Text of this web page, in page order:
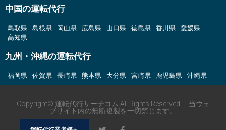
中国の運転代行
鳥取県 島根県 岡山県 広島県 山口県 徳島県 香川県
愛媛県
高知県
九州・沖縄の運転代行
福岡県 佐賀県 長崎県 熊本県 大分県 宮崎県 鹿児島県 沖縄県
Copyright© 運転代行サーチコム All Rights Reserved. 当ウェ
ブサイト内の無断複製を一切禁じます。